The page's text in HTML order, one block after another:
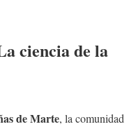
ciencia de la
de Marte, la comunidad